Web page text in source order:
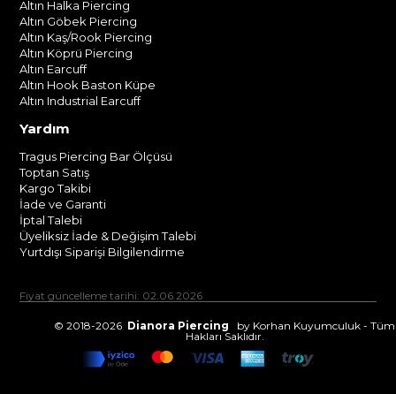
Altın Halka Piercing
Altın Göbek Piercing
Altın Kaş/Rook Piercing
Altın Köprü Piercing
Altın Earcuff
Altın Hook Baston Küpe
Altın Industrial Earcuff
Yardım
Tragus Piercing Bar Ölçüsü
Toptan Satış
Kargo Takibi
İade ve Garanti
İptal Talebi
Üyeliksiz İade & Değişim Talebi
Yurtdışı Siparişi Bilgilendirme
Fiyat güncelleme tarihi: 02.06.2026
© 2018-2026 Dianora Piercing by Korhan Kuyumculuk - Tüm
Hakları Saklıdır.